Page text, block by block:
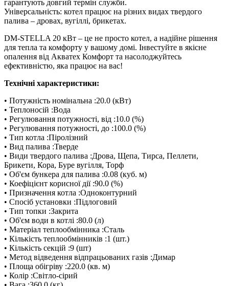
гарантують довгий термін служби.
Універсальність: котел працює на різних видах твердого
палива – дровах, вугіллі, брикетах.
DM-STELLA 20 кВт – це не просто котел, а надійне рішення
для тепла та комфорту у вашому домі. Інвестуйте в якісне
опалення від Акватех Комфорт та насолоджуйтесь
ефективністю, яка працює на вас!
Технічні характеристики:
• Потужність номінальна :20.0 (кВт)
• Теплоносій :Вода
• Регулювання потужності, від :10.0 (%)
• Регулювання потужності, до :100.0 (%)
• Тип котла :Піролізний
• Вид палива :Тверде
• Види твердого палива :Дрова, Щепа, Тирса, Пеллети,
Брикети, Кора, Буре вугілля, Торф
• Об'єм бункера для палива :0.08 (куб. м)
• Коефіцієнт корисної дії :90.0 (%)
• Призначення котла :Одноконтурний
• Спосіб установки :Підлоговий
• Тип топки :Закрита
• Об'єм води в котлі :80.0 (л)
• Матеріал теплообмінника :Сталь
• Кількість теплообмінників :1 (шт.)
• Кількість секцій :9 (шт)
• Метод відведення відпрацьованих газів :Димар
• Площа обігріву :220.0 (кв. м)
• Колір :Світло-сірий